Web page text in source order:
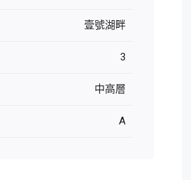
壹號湖畔
3
中高層
A